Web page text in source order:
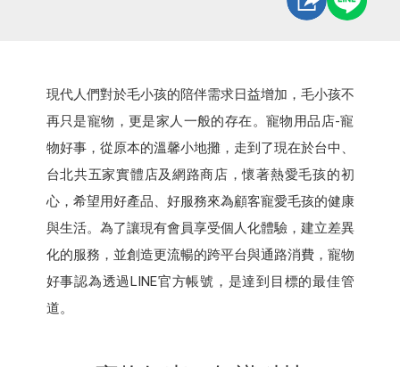
現代人們對於毛小孩的陪伴需求日益增加，毛小孩不
再只是寵物，更是家人一般的存在。寵物用品店-寵
物好事，從原本的溫馨小地攤，走到了現在於台中、
台北共五家實體店及網路商店，懷著熱愛毛孩的初
心，希望用好產品、好服務來為顧客寵愛毛孩的健康
與生活。為了讓現有會員享受個人化體驗，建立差異
化的服務，並創造更流暢的跨平台與通路消費，寵物
好事認為透過LINE官方帳號，是達到目標的最佳管
道。